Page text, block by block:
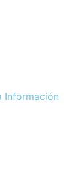
Información